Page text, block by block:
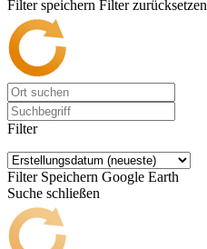
Filter speichern Filter zurücksetzen
Filter
Filter Speichern Google Earth
Suche schließen